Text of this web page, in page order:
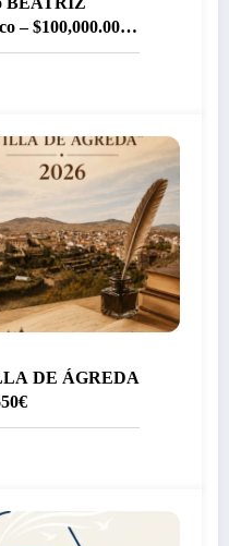
– $100,000.00
DE ÁGREDA